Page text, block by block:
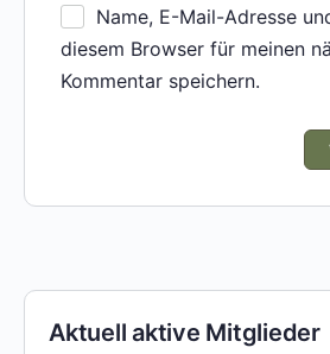
Name, E-Mail-Adresse
diesem Browser für meinen
Kommentar speichern.
Aktuell aktive Mitglieder